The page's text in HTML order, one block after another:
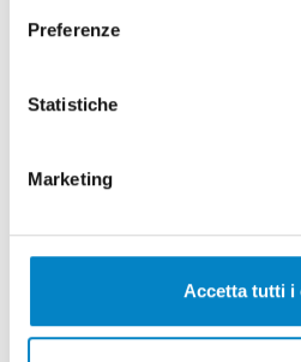
Preferenze
Statistiche
Marketing
Accetta tutti i
Industriale:
2 Dicembre 2024 |
teorica e pratica della